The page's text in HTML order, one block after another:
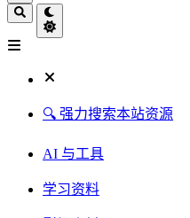
🔍 强力搜索本站资源
AI 与工具
学习资料